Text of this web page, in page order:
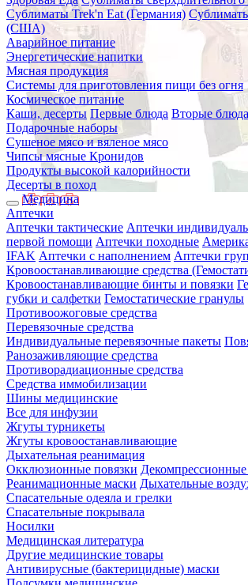
Сублиматы Trek'n Eat (Германия)
(США)
Аварийное питание
Энергетические напитки
Мясная продукция
Системы для приготовления пищи без огня
Космическое питание
Каши, десерты Первые блюда Вторые блюда
Подарочные наборы
Сушеное мясо и вяленое мясо
Чипсы мясные Кронидов
Продукты высокой калорийности
Десерты в поход
Медицина
Аптечки
Аптечки тактические Аптечки
первой помощи Аптечки походные
IFAK Аптечки с наполнением Аптечки
Кровоостанавливающие средства
Кровоостанавливающие бинты и повязки
губки и салфетки Гемостатические гранулы
Противоожоговые средства
Перевязочные средства
Индивидуальные перевязочные пакеты
Ранозаживляющие средства
Противорадиационные средства
Средства иммобилизации
Шины медицинские
Все для инфузии
Жгуты турникеты
Жгуты кровоостанавливающие
Дыхательная реанимация
Окклюзионные повязки
Реанимационные маски Дыхательные
Спасательные одеяла и грелки
Спасательные покрывала
Носилки
Медицинская литература
Другие медицинские товары
Антивирусные (бактерицидные) маски